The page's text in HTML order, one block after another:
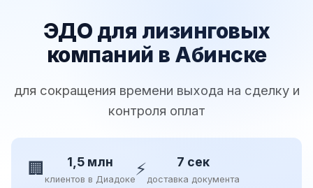
ЭДО для лизинговых
компаний в Абинске
для сокращения времени выхода на сделку и
контроля оплат
🏢 1,5 млн
клиентов в Диадоке⚡ 7 сек
доставка документа